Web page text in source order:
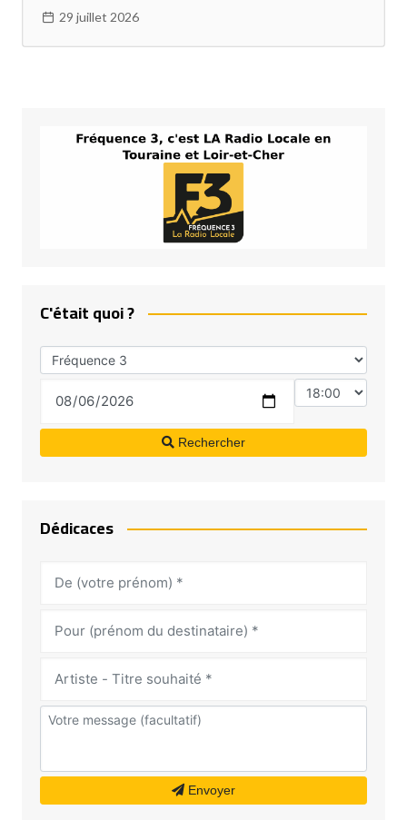
29 juillet 2026
C'était quoi ?
Rechercher
Dédicaces
Envoyer